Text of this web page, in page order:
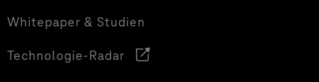
Whitepaper & Studien
Technologie-Radar